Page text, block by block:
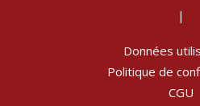
|
Données
Politique de
CGU